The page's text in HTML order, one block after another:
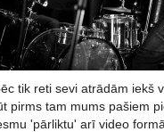
tik reti sevi atrādām iekš
pirms tam mums pašiem
'pārliktu' arī video